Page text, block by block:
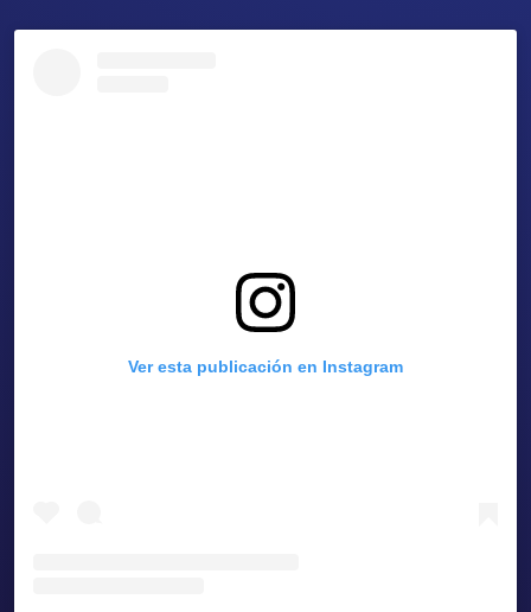
Ver esta publicación en Instagram